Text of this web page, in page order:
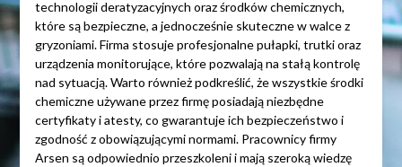
technologii deratyzacyjnych oraz środków chemicznych,
które są bezpieczne, a jednocześnie skuteczne w walce z
gryzoniami. Firma stosuje profesjonalne pułapki, trutki oraz
urządzenia monitorujące, które pozwalają na stałą kontrolę
nad sytuacją. Warto również podkreślić, że wszystkie środki
chemiczne używane przez firmę posiadają niezbędne
certyfikaty i atesty, co gwarantuje ich bezpieczeństwo i
zgodność z obowiązującymi normami. Pracownicy firmy
Arsen są odpowiednio przeszkoleni i mają szeroką wiedzę